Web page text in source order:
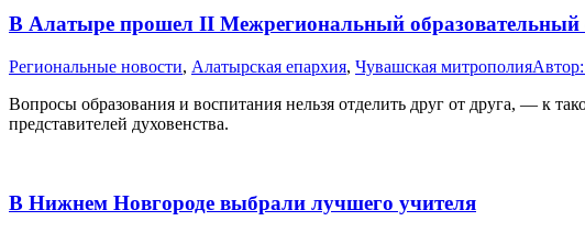
В Алатыре прошел II Межрегиональный образовательный
Pегиональные новости, Алатырская епархия, Чувашская митрополияАвтор:
Вопросы образования и воспитания нельзя отделить друг от друга, — к
представителей духовенства.
В Нижнем Новгороде выбрали лучшего учителя